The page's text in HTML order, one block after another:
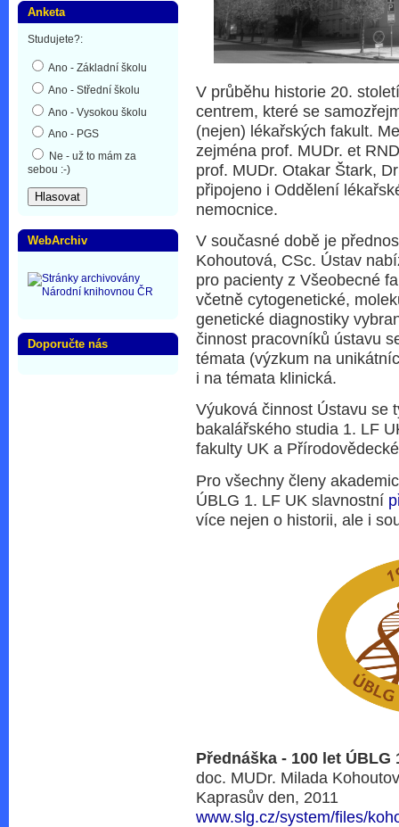
V průběhu historie 20.
centrem, které se
(nejen) lékařských fakult.
zejména prof. MUDr. et
prof. MUDr. Otakar Štark,
připojeno i Oddělení
nemocnice.
V současné době je
Kohoutová, CSc. Ústav
pro pacienty z Všeobecné
včetně cytogenetické,
genetické diagnostiky
činnost pracovníků ústavu
témata (výzkum na
i na témata klinická.
Výuková činnost Ústavu se
bakalářského studia 1. LF
fakulty UK a
Pro všechny členy
ÚBLG 1. LF UK slavnostní
více nejen o historii, ale i
Přednáška - 100 let ÚBLG
doc. MUDr. Milada
Kaprasův den, 2011
www.slg.cz/system/files/
Anketa
Studujete?:
Ano - Základní školu
Ano - Střední školu
Ano - Vysokou školu
Ano - PGS
Ne - už to mám za
sebou :-)
WebArchiv
Doporučte nás